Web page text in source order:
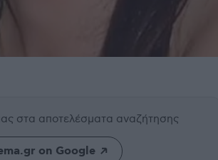
στα αποτελέσματα αναζήτησης
on Google